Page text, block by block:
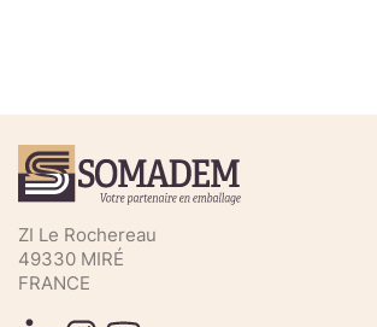
commande rapide
ZI Le Rochereau
49330 MIRÉ
FRANCE